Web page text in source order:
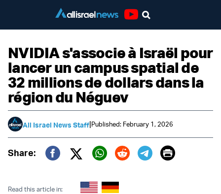
NVIDIA s'associe à Israël pour
lancer un campus spatial de
32 millions de dollars dans la
région du Néguev
All Israel News Staff|Published: February 1, 2026
Share:
Twitter (X)
Print
Read this article in: